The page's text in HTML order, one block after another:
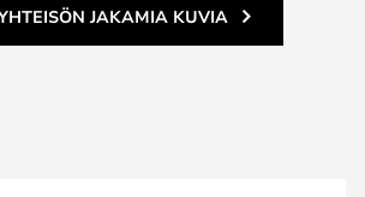
JAKAMIA KUVIA